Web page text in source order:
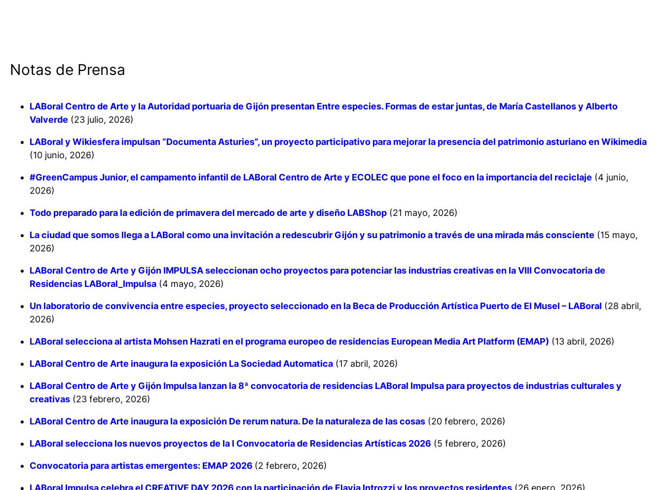
Notas de Prensa
LABoral Centro de Arte y la Autoridad portuaria de Gijón presentan Entre especies. Formas de estar juntas, de María Castellanos y Alberto
Valverde (23 julio, 2026)
LABoral y Wikiesfera impulsan “Documenta Asturies”, un proyecto participativo para mejorar la presencia del patrimonio asturiano en Wikimedia
(10 junio, 2026)
#GreenCampus Junior, el campamento infantil de LABoral Centro de Arte y ECOLEC que pone el foco en la importancia del reciclaje (4 junio,
2026)
Todo preparado para la edición de primavera del mercado de arte y diseño LABShop (21 mayo, 2026)
La ciudad que somos llega a LABoral como una invitación a redescubrir Gijón y su patrimonio a través de una mirada más consciente (15 mayo,
2026)
LABoral Centro de Arte y Gijón IMPULSA seleccionan ocho proyectos para potenciar las industrias creativas en la VIII Convocatoria de
Residencias LABoral_Impulsa (4 mayo, 2026)
Un laboratorio de convivencia entre especies, proyecto seleccionado en la Beca de Producción Artística Puerto de El Musel – LABoral (28 abril,
2026)
LABoral selecciona al artista Mohsen Hazrati en el programa europeo de residencias European Media Art Platform (EMAP) (13 abril, 2026)
LABoral Centro de Arte inaugura la exposición La Sociedad Automatica (17 abril, 2026)
LABoral Centro de Arte y Gijón Impulsa lanzan la 8ª convocatoria de residencias LABoral Impulsa para proyectos de industrias culturales y
creativas (23 febrero, 2026)
LABoral Centro de Arte inaugura la exposición De rerum natura. De la naturaleza de las cosas (20 febrero, 2026)
LABoral selecciona los nuevos proyectos de la I Convocatoria de Residencias Artísticas 2026 (5 febrero, 2026)
Convocatoria para artistas emergentes: EMAP 2026 (2 febrero, 2026)